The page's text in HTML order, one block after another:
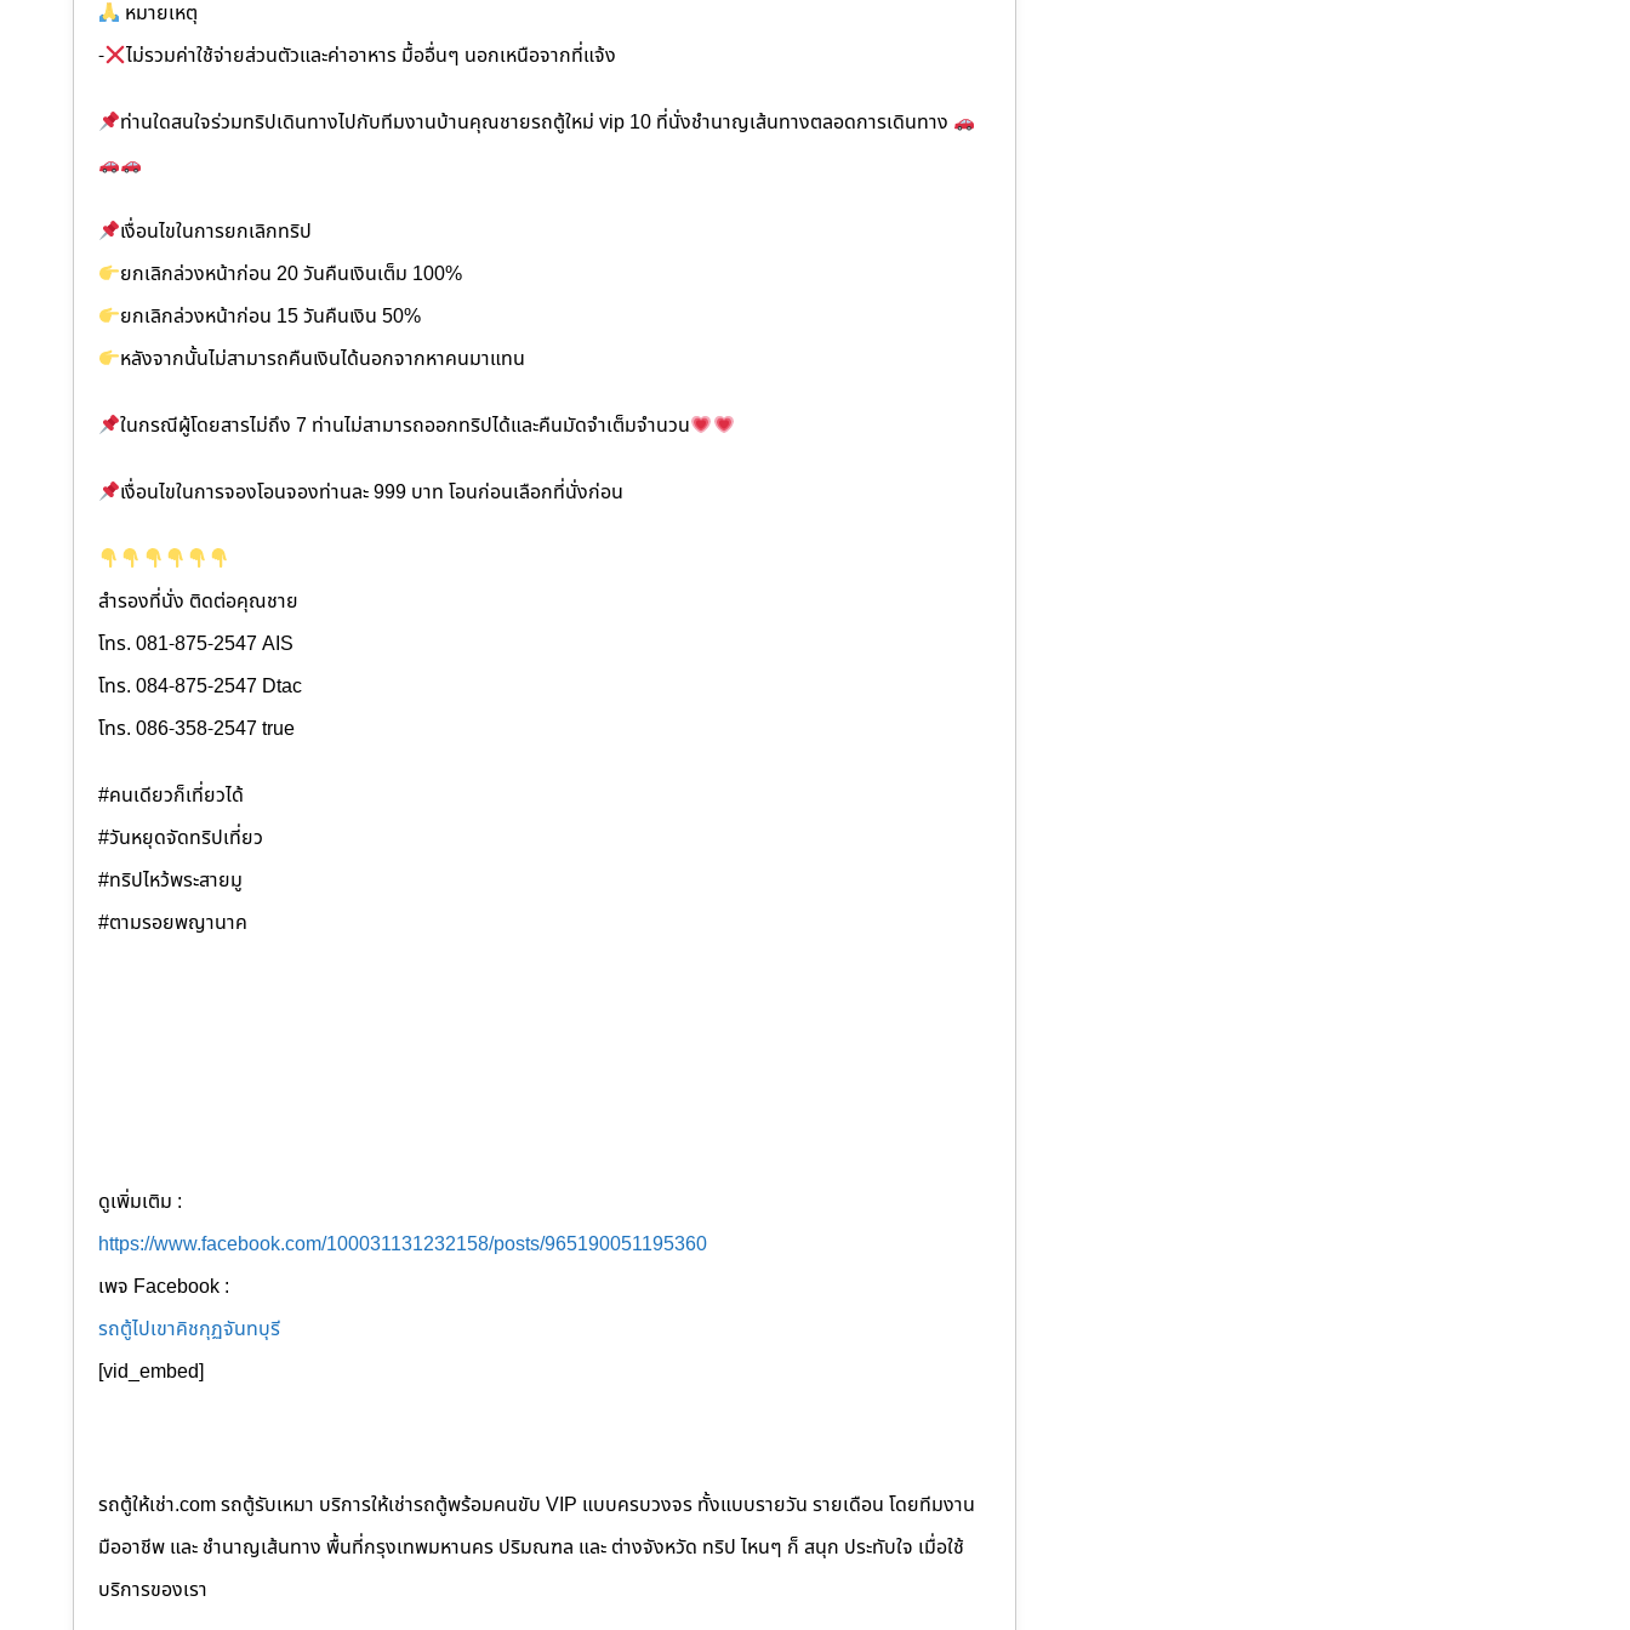
หมายเหตุ
-
ไม่รวมค่าใช้จ่ายส่วนตัวและค่าอาหาร มื้ออื่นๆ นอกเหนือจากที่แจ้ง
ท่านใดสนใจร่วมทริปเดินทางไปกับทีมงานบ้านคุณชายรถตู้ใหม่ vip 10 ที่นั่งชำนาญเส้นทางตลอดการเดินทาง
เงื่อนไขในการยกเลิกทริป
ยกเลิกล่วงหน้าก่อน 20 วันคืนเงินเต็ม 100%
ยกเลิกล่วงหน้าก่อน 15 วันคืนเงิน 50%
หลังจากนั้นไม่สามารถคืนเงินได้นอกจากหาคนมาแทน
ในกรณีผู้โดยสารไม่ถึง 7 ท่านไม่สามารถออกทริปได้และคืนมัดจำเต็มจำนวน
เงื่อนไขในการจองโอนจองท่านละ 999 บาท โอนก่อนเลือกที่นั่งก่อน
สำรองที่นั่ง ติดต่อคุณชาย
โทร. 081-875-2547 AIS
โทร. 084-875-2547 Dtac
โทร. 086-358-2547 true
#คนเดียวก็เที่ยวได้
#วันหยุดจัดทริปเที่ยว
#ทริปไหว้พระสายมู
#ตามรอยพญานาค
ดูเพิ่มเติม :
https://www.facebook.com/100031131232158/posts/965190051195360
เพจ Facebook :
รถตู้ไปเขาคิชกุฏจันทบุรี
[vid_embed]
รถตู้ให้เช่า.com รถตู้รับเหมา บริการให้เช่ารถตู้พร้อมคนขับ VIP แบบครบวงจร ทั้งแบบรายวัน รายเดือน โดยทีมงาน
มืออาชีพ และ ชำนาญเส้นทาง พื้นที่กรุงเทพมหานคร ปริมณฑล และ ต่างจังหวัด ทริป ไหนๆ ก็ สนุก ประทับใจ เมื่อใช้
บริการของเรา